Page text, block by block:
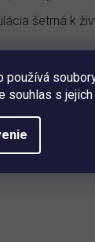
používá
souhlas s
šetrná k
na dlhodobú